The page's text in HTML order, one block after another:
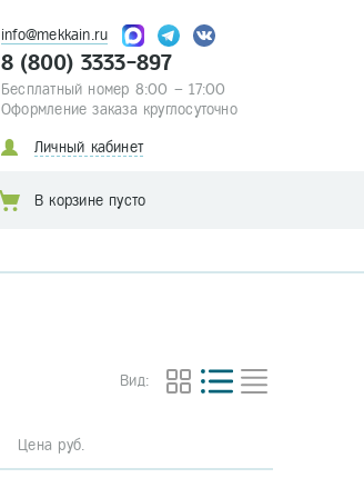
info@mekkain.ru
8 (800) 3333-897
Бесплатный номер 8:00 – 17:00
Оформление заказа круглосуточно
Личный кабинет
В корзине пусто
Вид:
Цена руб.